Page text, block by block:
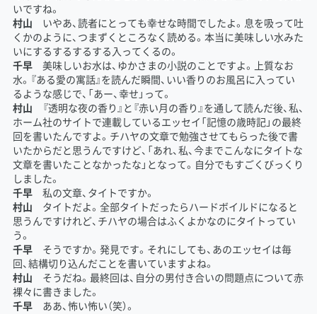
いですね。
村山 いやあ、読者にとっても幸せな時間でしたよ。息を吸って吐
くかのように、つまずくところなく読める。本当に美味しい水みた
いにするするするする入ってくるの。
千早美味しいお水は、ゆかさまの小説のことですよ。上質なお
水。『ある愛の寓話』を読んだ瞬間、いい香りのお風呂に入ってい
るような感じで、「あー、幸せ」って。
村山 『透明な夜の香り』と『赤い月の香り』を通して読んだ後、私、
ホーム社のサイトで連載しているエッセイ「記憶の歳時記」の最終
回を書いたんですよ。チハヤの文章で勉強させてもらった後で書
いたからだと思うんですけど、「あれ、私、今までこんなにタイトな
文章を書いたことなかったな」となって。自分でもすごくびっくり
しました。
千早私の文章、タイトですか。
村山 タイトだよ。全部タイトだったらハードボイルドになると
思うんですけれど、チハヤの場合はふくよかなのにタイトってい
う。
千早そうですか。発見です。それにしても、あのエッセイは毎
回、結構切り込んだことを書いていますよね。
村山 そうだね。最終回は、自分の男付き合いの問題点について赤
裸々に書きました。
千早ああ、怖い怖い（笑）。